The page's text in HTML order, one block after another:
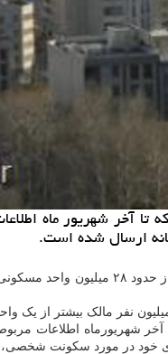
آخر شهریورماه اطلاعات
در مورد سکونت شخصی،